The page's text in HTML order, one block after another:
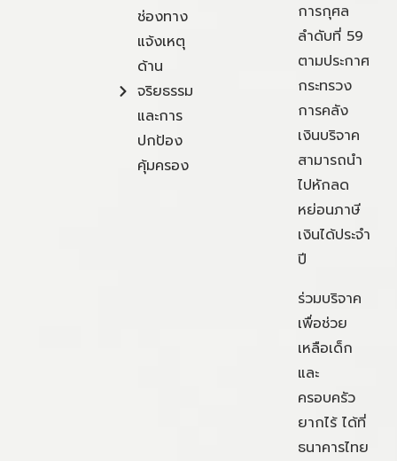
ช่องทาง
แจ้งเหตุ
ด้าน
จริยธรรม
และการ
ปกป้อง
คุ้มครอง
การกุศล
ลำดับที่ 59
ตามประกาศ
กระทรวง
การคลัง
เงินบริจาค
สามารถนำ
ไปหักลด
หย่อนภาษี
เงินได้ประจำ
ปี
ร่วมบริจาค
เพื่อช่วย
เหลือเด็ก
และ
ครอบครัว
ยากไร้ ได้ที่
ธนาคารไทย